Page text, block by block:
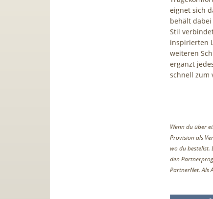
eignet sich
behält dabei
Stil
inspirierten
weiteren
ergänzt
schnell zum
Wenn du über
Provision als
wo du bestellst.
den
PartnerNet. Als